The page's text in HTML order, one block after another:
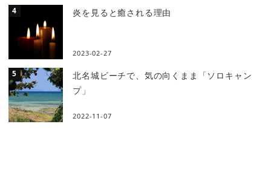
炎を見ると癒される理由
2023-02-27
北名城ビーチで、気の向くまま「ソロキャン
プ」
2022-11-07